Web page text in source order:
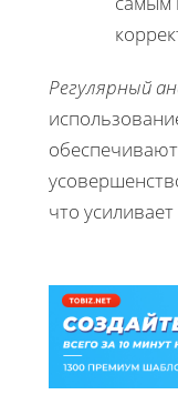
Регулярный
что